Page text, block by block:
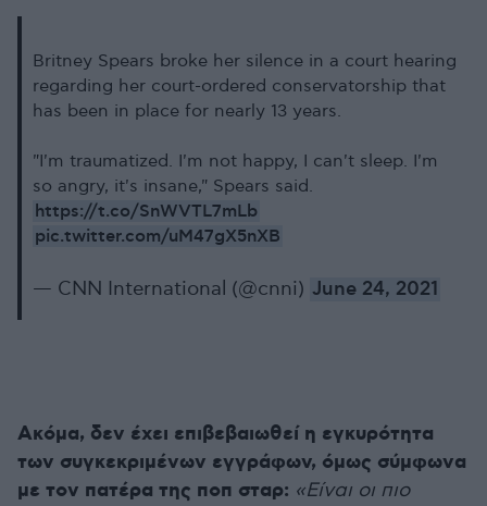
Britney Spears broke her silence in a court hearing
regarding her court-ordered conservatorship that
has been in place for nearly 13 years.
"I'm traumatized. I'm not happy, I can't sleep. I'm
so angry, it's insane," Spears said.
https://t.co/SnWVTL7mLb
pic.twitter.com/uM47gX5nXB
— CNN International (@cnni) June 24, 2021
Ακόμα, δεν έχει επιβεβαιωθεί η εγκυρότητα
των συγκεκριμένων εγγράφων, όμως σύμφωνα
με τον πατέρα της ποπ σταρ: «Είναι οι πιο